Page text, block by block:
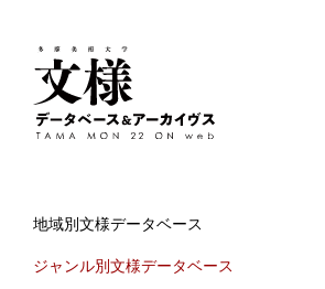
地域別文様データベース
ジャンル別文様データベース